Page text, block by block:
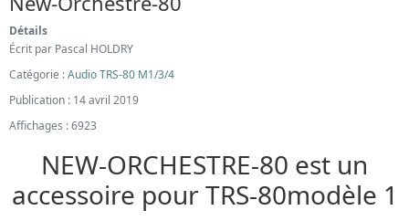
Détails
Écrit par Pascal HOLDRY
Catégorie :Audio TRS-80 M1/3/4
Publication : 14 avril 2019
Affichages : 6923
NEW-ORCHESTRE-80 est un
accessoire pour TRS-80modèle 1